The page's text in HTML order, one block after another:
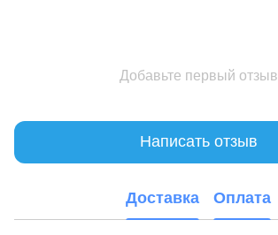
Добавьте первый отзыв
Написать отзыв
Доставка Оплата